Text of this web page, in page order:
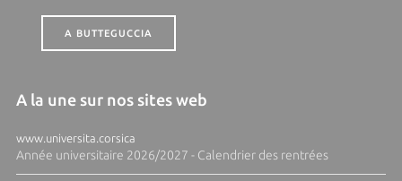
A BUTTEGUCCIA
A la une sur nos sites web
www.universita.corsica
Année universitaire 2026/2027 - Calendrier des rentrées